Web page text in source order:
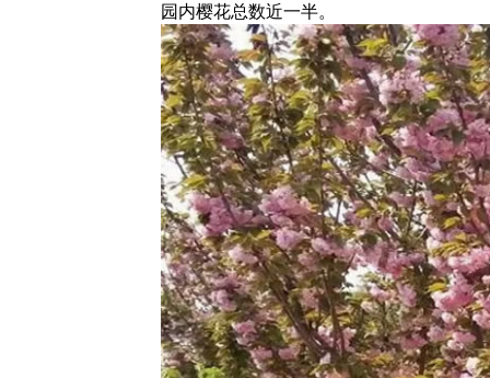
园内樱花总数近一半。